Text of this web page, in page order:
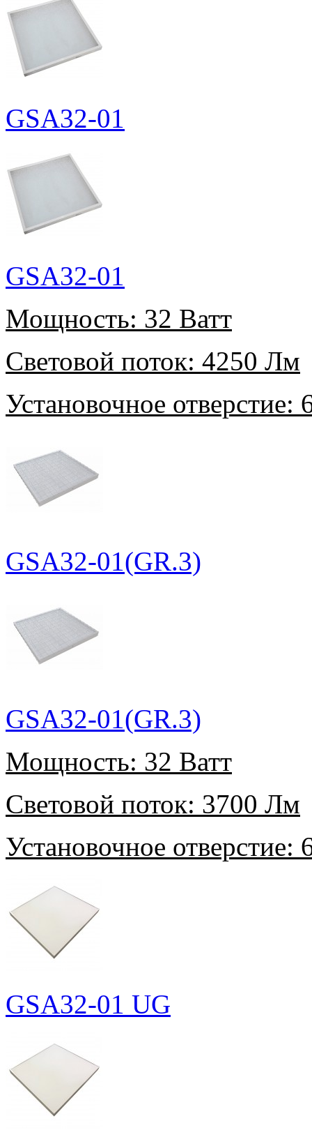
GSA32-01
GSA32-01
Мощность: 32 Ватт
Световой поток: 4250 Лм
Установочное отверстие:
GSA32-01(GR.3)
GSA32-01(GR.3)
Мощность: 32 Ватт
Световой поток: 3700 Лм
Установочное отверстие:
GSA32-01 UG